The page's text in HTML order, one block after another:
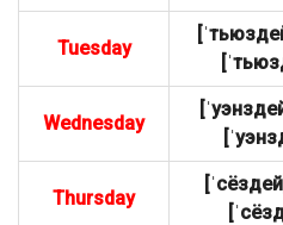
Tuesday
Wednesday
Thursday